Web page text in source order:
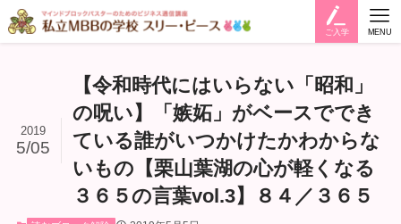
ご入学 MENU
【令和時代にはいらない「昭和」
の呪い】「嫉妬」がベースででき
ている誰がいつかけたかわからな
いもの【栗山葉湖の心が軽くなる
３６５の言葉vol.3】８４／３６５
2019
5/05